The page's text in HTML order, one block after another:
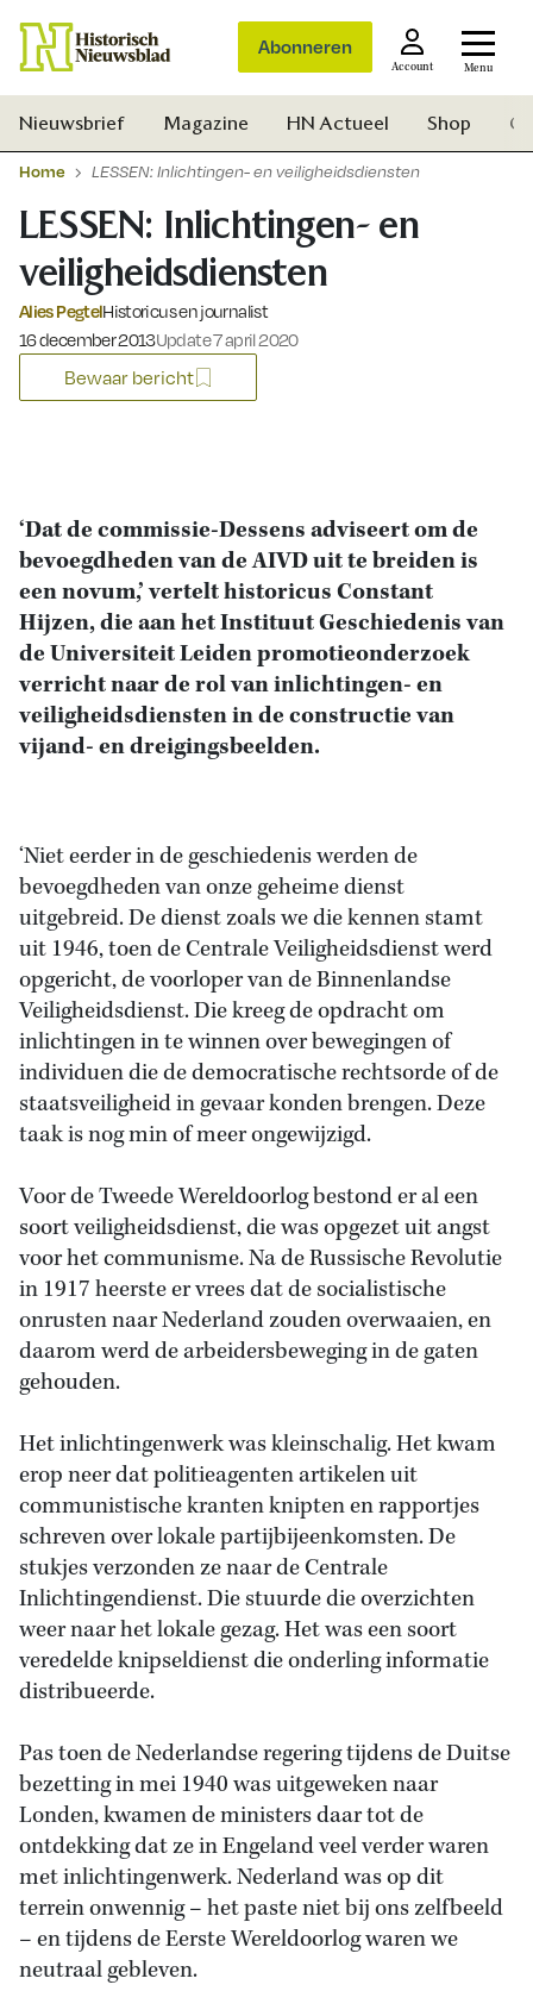
Abonneren
Account Menu
Nieuwsbrief Magazine HN Actueel Shop
Home LESSEN: Inlichtingen- en veiligheidsdiensten
LESSEN: Inlichtingen- en
veiligheidsdiensten
Alies PegtelHistoricus en journalist
Gepubliceerd op:
16 december 2013Update 7 april 2020
Bewaar bericht
‘Dat de commissie-Dessens adviseert om de
bevoegdheden van de AIVD uit te breiden is
een novum,’ vertelt historicus Constant
Hijzen, die aan het Instituut Geschiedenis van
de Universiteit Leiden promotieonderzoek
verricht naar de rol van inlichtingen- en
veiligheidsdiensten in de constructie van
vijand- en dreigingsbeelden.
‘Niet eerder in de geschiedenis werden de
bevoegdheden van onze geheime dienst
uitgebreid. De dienst zoals we die kennen stamt
uit 1946, toen de Centrale Veiligheidsdienst werd
opgericht, de voorloper van de Binnenlandse
Veiligheidsdienst. Die kreeg de opdracht om
inlichtingen in te winnen over bewegingen of
individuen die de democratische rechtsorde of de
staatsveiligheid in gevaar konden brengen. Deze
taak is nog min of meer ongewijzigd.
Voor de Tweede Wereldoorlog bestond er al een
soort veiligheidsdienst, die was opgezet uit angst
voor het communisme. Na de Russische Revolutie
in 1917 heerste er vrees dat de socialistische
onrusten naar Nederland zouden overwaaien, en
daarom werd de arbeidersbeweging in de gaten
gehouden.
Het inlichtingenwerk was kleinschalig. Het kwam
erop neer dat politieagenten artikelen uit
communistische kranten knipten en rapportjes
schreven over lokale partijbijeenkomsten. De
stukjes verzonden ze naar de Centrale
Inlichtingendienst. Die stuurde die overzichten
weer naar het lokale gezag. Het was een soort
veredelde knipseldienst die onderling informatie
distribueerde.
Pas toen de Nederlandse regering tijdens de Duitse
bezetting in mei 1940 was uitgeweken naar
Londen, kwamen de ministers daar tot de
ontdekking dat ze in Engeland veel verder waren
met inlichtingenwerk. Nederland was op dit
terrein onwennig – het paste niet bij ons zelfbeeld
– en tijdens de Eerste Wereldoorlog waren we
neutraal gebleven.